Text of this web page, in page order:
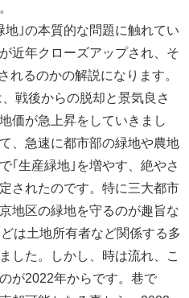
地｣の本質的な問題に触れてい
近年クローズアップされ、そ
れるのかの解説になります。
戦後からの脱却と景気良さ
価が急上昇をしていきまし
、急速に都市部の緑地や農地
｢生産緑地｣を増やす、絶やさ
されたのです。特に三大都市
地区の緑地を守るのが趣旨な
は土地所有者など関係する多
した。しかし、時は流れ、こ
が2022年からです。巷で